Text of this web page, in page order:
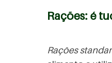
Rações: é
Rações